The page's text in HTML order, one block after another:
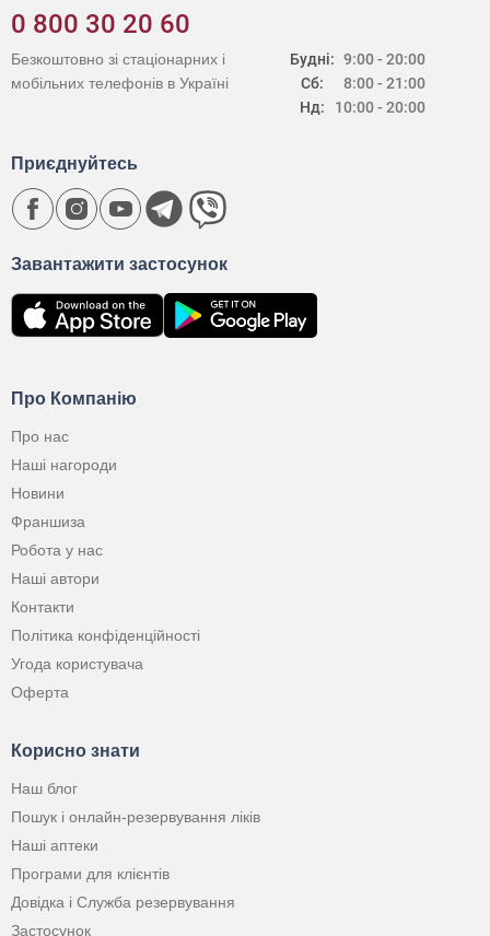
0 800 30 20 60
Будні:
Сб:
Нд:
9:00 - 20:00
8:00 - 21:00
10:00 - 20:00
Безкоштовно зі стаціонарних і
мобільних телефонів в Україні
Про Компанію
Про нас
Наші нагороди
Новини
Франшиза
Робота у нас
Наші автори
Контакти
Політика конфіденційності
Угода користувача
Оферта
Корисно знати
Наш блог
Пошук і онлайн-резервування ліків
Наші аптеки
Програми для клієнтів
Довідка і Служба резервування
Застосунок
Завантажити застосунок
Приєднуйтесь